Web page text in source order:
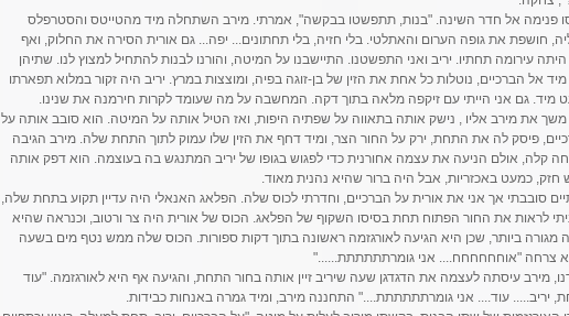
פנימה אל חדר השינה. "בנות, תתפשטו בבקשה", אמרתי. מירב השתחלה מיד מהטייטס והסטרפלס
חושפת את גופה הערום והאתלטי. בלי חזיה, בלי תחתונים... יפה... גם אורית הסירה את החלוק, ואף
עירומה תחתיו. יריב ואני התפשטנו. התיישבנו על המיטה, והורנו לבנות להתחיל למצוץ לנו. שתיהן
מיד אל הברכיים, נוטלות כל אחת את הזין של בן-זוגה בפיה, ומוצצות במרץ. יריב היה זקור במלוא תפארתו
מיד. גם אני הייתי עם זיקפה מלאה בתוך דקה. המחשבה על מה שעומד לקרות חירמנה את שנינו.
משך את מירב אליו , נישק אותה בתאווה על שפתיה היפות, ואז הטיל אותה על המיטה. הוא סובב אותה על
פיסק לה את התחת, ירק על החור הצר, ומיד דחף את הזין שלו עמוק לתוך התחת שלה. מירב הגיבה
קלה, אולם הניעה את עצמה אחורנית כדי לפגוש בגופו של יריב המתנגש בה בעוצמה. הוא דפק אותה
כמעט באכזריות, אבל היה ברור שהיא נהנית מאוד.
סובבתי אך אני את אורית על הברכיים, וחדרתי לכוס שלה. הפלאג האנאלי היה עדיין תקוע בתחת שלה,
לראות את החור הפתוח תחת בסיסו השקוף של הפלאג. הכוס של אורית היה צר ורטוב, וכנראה שהיא
מגורה ביותר, שכן היא הגיעה לאורגזמה ראשונה בתוך דקות ספורות. הכוס שלה ממש נטף מים בשעה
צרחה "אוחחחחחח.... אני גומרתתתתתת......"
מירב עיסתה לעצמה את הדגדגן שעה שיריב זיין אותה בחור התחת, והגיעה אף היא לאורגזמה. "עוד
יריב..... עוד.... אני גומרתתתתתת...." התחננה מירב, ומיד גמרה באנחות כבידות.